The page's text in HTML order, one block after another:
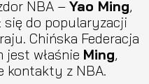
NBA – Yao Ming,
do popularyzacji
Chińska Federacja
jest właśnie Ming,
kontakty z NBA.